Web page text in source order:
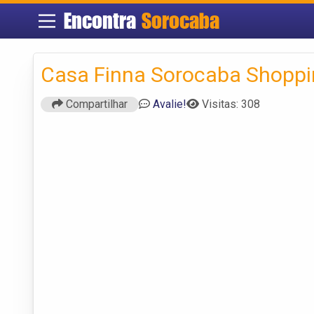
Encontra Sorocaba
Casa Finna Sorocaba
Compartilhar Avalie! Visitas: 308